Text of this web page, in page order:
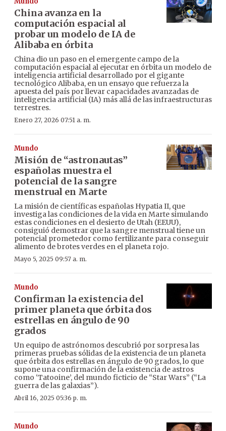
China avanza en la
computación espacial al
probar un modelo de IA de
Alibaba en órbita
China dio un paso en el emergente campo de la
computación espacial al ejecutar en órbita un modelo de
inteligencia artificial desarrollado por el gigante
tecnológico Alibaba, en un ensayo que refuerza la
apuesta del país por llevar capacidades avanzadas de
inteligencia artificial (IA) más allá de las infraestructuras
terrestres.
Enero 27, 2026 07:51 a. m.
Mundo
Misión de “astronautas”
españolas muestra el
potencial de la sangre
menstrual en Marte
La misión de científicas españolas Hypatia II, que
investiga las condiciones de la vida en Marte simulando
estas condiciones en el desierto de Utah (EEUU),
consiguió demostrar que la sangre menstrual tiene un
potencial prometedor como fertilizante para conseguir
alimento de brotes verdes en el planeta rojo.
Mayo 5, 2025 09:57 a. m.
Mundo
Confirman la existencia del
primer planeta que órbita dos
estrellas en ángulo de 90
grados
Un equipo de astrónomos descubrió por sorpresa las
primeras pruebas sólidas de la existencia de un planeta
que órbita dos estrellas en ángulo de 90 grados, lo que
supone una confirmación de la existencia de astros
como ‘Tatooine’, del mundo ficticio de “Star Wars” (“La
guerra de las galaxias”).
Abril 16, 2025 05:36 p. m.
Mundo